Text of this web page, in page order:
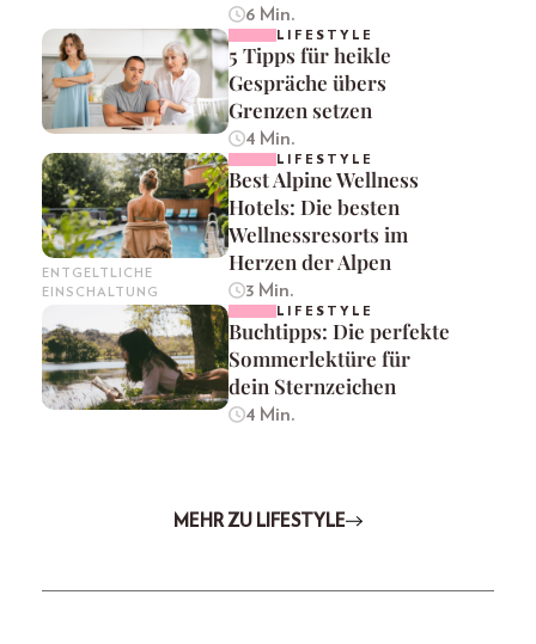
6 Min.
LIFESTYLE
5 Tipps für heikle
Gespräche übers
Grenzen setzen
4 Min.
ENTGELTLICHE
EINSCHALTUNG
LIFESTYLE
Best Alpine Wellness
Hotels: Die besten
Wellnessresorts im
Herzen der Alpen
3 Min.
LIFESTYLE
Buchtipps: Die perfekte
Sommerlektüre für
dein Sternzeichen
4 Min.
MEHR ZU LIFESTYLE